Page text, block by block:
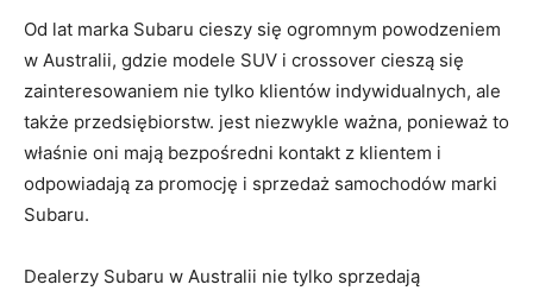
Od lat ‍marka Subaru cieszy się ogromnym powodzeniem
w Australii, gdzie ​modele SUV i ⁢crossover cieszą się
zainteresowaniem nie ​tylko klientów indywidualnych, ale
także ‌przedsiębiorstw. jest niezwykle ważna, ponieważ to
właśnie⁣ oni ‌mają⁤ bezpośredni kontakt ​z klientem i
odpowiadają za promocję i⁣ sprzedaż⁢ samochodów⁢ marki
Subaru.
Dealerzy ⁢Subaru w Australii ‍nie‍ tylko sprzedają